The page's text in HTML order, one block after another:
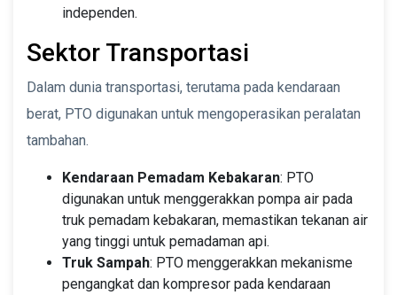
independen.
Sektor Transportasi
Dalam dunia transportasi, terutama pada kendaraan
berat, PTO digunakan untuk mengoperasikan peralatan
tambahan.
Kendaraan Pemadam Kebakaran: PTO
digunakan untuk menggerakkan pompa air pada
truk pemadam kebakaran, memastikan tekanan air
yang tinggi untuk pemadaman api.
Truk Sampah: PTO menggerakkan mekanisme
pengangkat dan kompresor pada kendaraan